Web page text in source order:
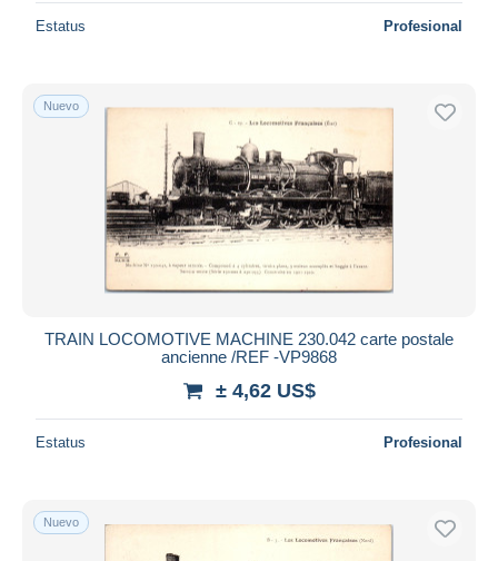
Estatus Profesional
Nuevo
TRAIN LOCOMOTIVE MACHINE 230.042 carte postale
ancienne /REF -VP9868
± 4,62 US$
Estatus Profesional
Nuevo